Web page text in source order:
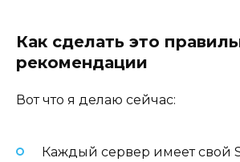
Как сделать это
рекомендации
Вот что я делаю сейчас:
Каждый сервер имеет свой